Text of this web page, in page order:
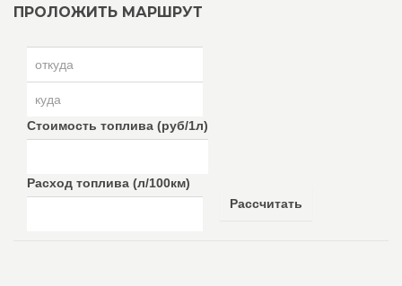
ПРОЛОЖИТЬ МАРШРУТ
Стоимость топлива (руб/1л)
Расход топлива (л/100км)
Рассчитать